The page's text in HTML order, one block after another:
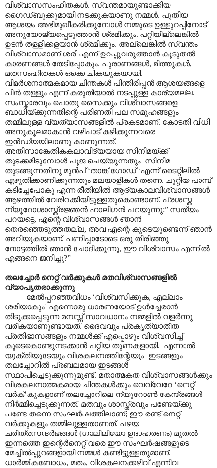
വിശ്വാസസംഹിതകൾ. സ്വന്തമായുണ്ടാക്കിയ
ഗൈഡ്ബുക്കുമായി നടക്കുകയാണു നമ്മൾ. പുതിയ
ആശയം അഭിമുഖീകരിക്കുമ്പോൾ നമ്മുടെ ഉള്ളുറപ്പിനോട്
അനുയോജ്യപ്പെടുത്താൻ ശ്രമിക്കും. പറ്റിയില്ലെങ്കിൽ
ഉടൻ തള്ളിക്കളയാൻ ശ്രമിക്കും. അല്ലെങ്കിൽ സ്വന്തം
വിശ്വാസമാണ് ശരി എന്ന് ഉറപ്പുവരുത്താൻ കൂടുതൽ
കാരണങ്ങൾ തേടിപ്പോകും. പുരാണങ്ങൾ, മിത്തുകൾ,
മതസംഹിതകൾ ഒക്കെ ചികയുകയായി.
വിമർശനാത്മകമായ ചിന്തകൾ പിന്തിരിപ്പൻ ആശയങ്ങളെ
പിൻ തള്ളും എന്ന് കരുതിയാൽ നടപ്പുള്ള കാര്യമല്ല.
സംസ്കാരവും പൊതു സൈക്കും വിശ്വാസങ്ങളെ
ബാധിയ്ക്കുന്നതിന്റെ പരിണതി പല സമൂഹങ്ങളും
തമ്മിലുള്ള വ്യത്യാസങ്ങളിൽ പ്രകടമാണ്. കോടതി വിധി
അനുകൂലമാകാൻ വഴിപാട് കഴിക്കുന്നവരെ
ഇൻഡ്യയിലാണു കാണുന്നത്.
അതിസാങ്കേതികകലാവിദ്യയായ സിനിമയ്ക്ക്
തുടക്കമിടുമ്പോൾ പൂജ ചെയ്യുന്നതും സിനിമ
തുടങ്ങുന്നതിനു മുൻപ്‘താങ്ക് ഗോഡ്‘എന്ന് ടൈറ്റിലിൽ
എഴുതിക്കാണിക്കുന്നതും മലയാളികൾ തന്നെ. ചുറ്റിയ പാമ്പ്
കടിച്ചേപോകൂ എന്ന രീതിയിൽ ആദ്യകാലവിശ്വാസങ്ങൾ
ആഴത്തിൽ വേരിറക്കിയിട്ടുള്ളതുകൊണ്ടാണ്. പ്രശസ്ത
ന്യൂറോശാസ്ത്രജ്ഞൻ ഹാലിഗൻ പറയുന്നു:” സത്യം
പറയട്ടെ, എന്റെ വിശ്വാസങ്ങൾ ഞാൻ
തെരഞ്ഞെടുത്തതല്ല, അവ എന്റെ കൂടെയുണ്ടെന്ന് ഞാൻ
അറിയുകയാണ്. പണിപ്പാടോടെ ഒരു തിരിഞ്ഞു
നോട്ടത്തിൽ ഞാൻ ചോദിക്കുന്നു, ഈ വിശ്വാസം എന്നിൽ
എങ്ങനെ ജനിച്ചു?”
തലച്ചോർ നെറ്റ് വർക്കുകൾ മതവിശ്വാസങ്ങളിൽ
വ്യാപൃതരാക്കുന്നു
മേൽപ്പറഞ്ഞവിധം ‘വിശ്വസിക്കുക, എല്ലാം
ശരിയാകും’ എന്നൊരു ധാരണയോട് ഉൾച്ചേരാൻ
തിടുക്കപ്പെടുന്ന മനസ്സ് സാവധാനം നമ്മളിൽ വളർന്നു
വരികയാണുണ്ടായത്. ദൈവവും പ്രകൃത്യാതീത
പ്രതിഭാസങ്ങളും നമ്മൾക്ക് എപ്പൊഴും വിശ്വസിച്ച്
കൂടെകൊണ്ടുനടക്കാൻ പറ്റിയ തുണകളായി. എന്നാൽ
യുക്തിയുടേയും വിശകലനത്തിന്റേയും ഇടങ്ങളും
തലച്ചോറിൽ പ്രബലമായ ഇടങ്ങൾ
സ്ഥാപിച്ചെടുക്കുന്നുമുണ്ട്. മതാത്മകത വിശ്വാസങ്ങൾക്കും
വിശകലനാത്മകമായ ചിന്തകൾക്കും വെവ്വേറേ ‘നെറ്റ്
വർക്’കുകളാണ് തലച്ചോറിലെ ന്യൂറോൺ കേന്ദ്രങ്ങൾ
നിർമ്മിച്ചെടുക്കുന്നത്. മതവും ശാസ്ത്രവും പണ്ടേയ്ക്കു
പണ്ടേ തന്നെ സംഘർഷത്തിലാണ്; ഈ രണ്ട് നെറ്റ്
വർക്കുകളും തമ്മിലുള്ളതാണത്. പഴയ
ചരിത്രസന്ദർഭങ്ങൾ (ഗാലിലിയോ ഉദാഹരണം) മുതൽ
ഇന്നത്തെ ഇന്റെർനെറ്റ് വരെ ഈ സംഘർഷങ്ങളുടെ
മേച്ചിൽപ്പുറങ്ങളായി നമ്മൾ കണ്ടിട്ടുള്ളതുമാണ്.
ധാർമ്മികബോധം, മതം, വിശകലനക്കഴിവ് എന്നിവ